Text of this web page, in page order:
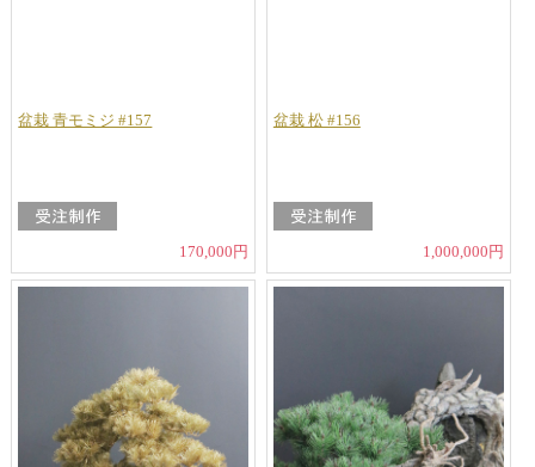
盆栽 青モミジ #157
170,000円
盆栽 松 #156
1,000,000円